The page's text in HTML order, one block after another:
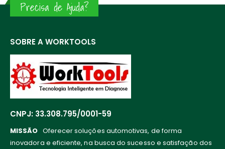
Precisa de Ajuda?
SOBRE A WORKTOOLS
CNPJ: 33.308.795/0001-59
MISSÃO Oferecer soluções automotivas, de forma
inovadora e eficiente, na busca do sucesso e satisfação dos